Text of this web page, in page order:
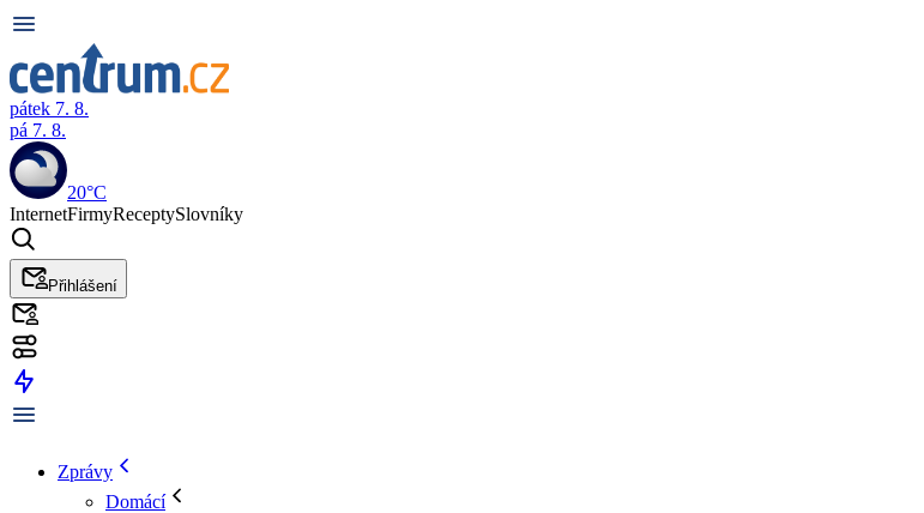
pátek 7. 8.
pá 7. 8.
20°C
InternetFirmyReceptySlovníky
Přihlášení
Zprávy
Domácí